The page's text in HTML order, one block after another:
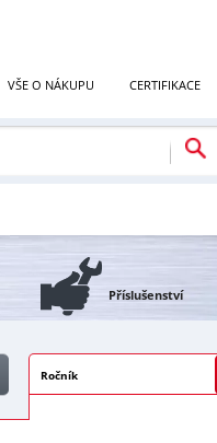
VŠE O NÁKUPU CERTIFIKACE
Příslušenství
Ročník